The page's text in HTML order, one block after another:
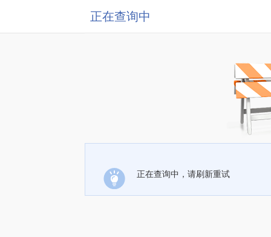
正在查询中
正在查询中，请刷新重试